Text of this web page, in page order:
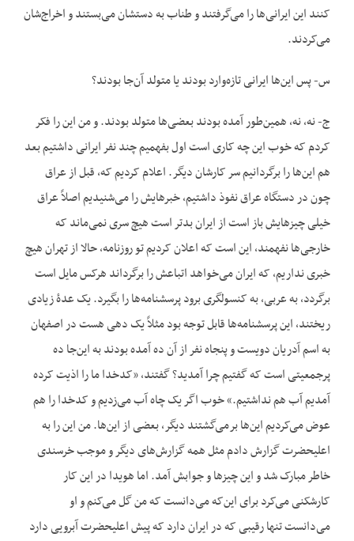
کنند این ایرانی‌ها را می‌گرفتند و طناب به دستشان می‌بستند و اخراج‌شان
می‌کردند.
س- پس این‌ها ایرانی تازه‌وارد بودند یا متولد آن‌جا بودند؟
ج- نه، نه، همین‌طور آمده بودند بعضی‌ها متولد بودند. و من این را فکر
کردم که خوب این چه کاری است اول بفهمیم چند نفر ایرانی داشتیم بعد
هم این‌ها را برگردانیم سر کارشان دیگر. اعلام کردیم که، قبل از عراق
چون در دستگاه عراق نفوذ داشتیم، خبرهایش را می‌شنیدیم اصلاً عراق
خیلی چیزهایش باز است از ایران بدتر است هیچ سری نمی‌ماند که
خارجی‌ها نفهمند، این است که اعلان کردیم تو روزنامه، حالا از تهران هیچ
خبری نداریم، که ایران می‌خواهد اتباعش را برگرداند هرکس مایل است
برگردد، به عربی، به کنسولگری برود پرسشنامه‌ها را بگیرد. یک عدۀ زیادی
ریختند، این پرسشنامه‌ها قابل توجه بود مثلاً یک دهی هست در اصفهان
به اسم آدریان دویست و پنجاه نفر از آن ده آمده بودند به این‌جا ده
پرجمعیتی است که گفتیم چرا آمدید؟ گفتند، «کدخدا ما را اذیت کرده
آمدیم آب هم نداشتیم.» خوب اگر یک چاه آب می‌زدیم و کدخدا را هم
عوض می‌کردیم این‌ها برمی‌گشتند دیگر، بعضی از این‌ها. من این را به
اعلیحضرت گزارش دادم مثل همه گزارش‌های دیگر و موجب خرسندی
خاطر مبارک شد و این چیزها و جوابش آمد. اما هویدا در این کار
کارشکنی می‌کرد برای این‌که می‌دانست که من گل می‌کنم و او
می‌دانست تنها رقیبی که در ایران دارد که پیش اعلیحضرت آبرویی دارد